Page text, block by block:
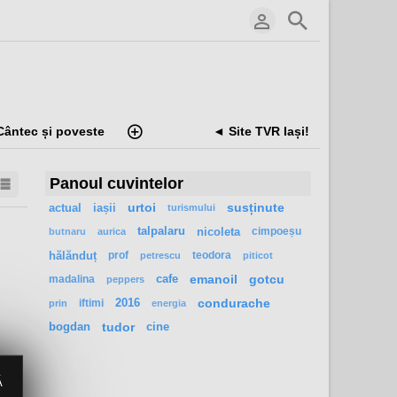
și poveste ◄ Site TVR Iași!
Panoul cuvintelor
actual iașii urtoi turismului susținute
butnaru aurica talpalaru nicoleta cimpoeșu
hălănduț prof petrescu teodora piticot
madalina peppers cafe emanoil gotcu
prin iftimi 2016 energia condurache
bogdan tudor cine